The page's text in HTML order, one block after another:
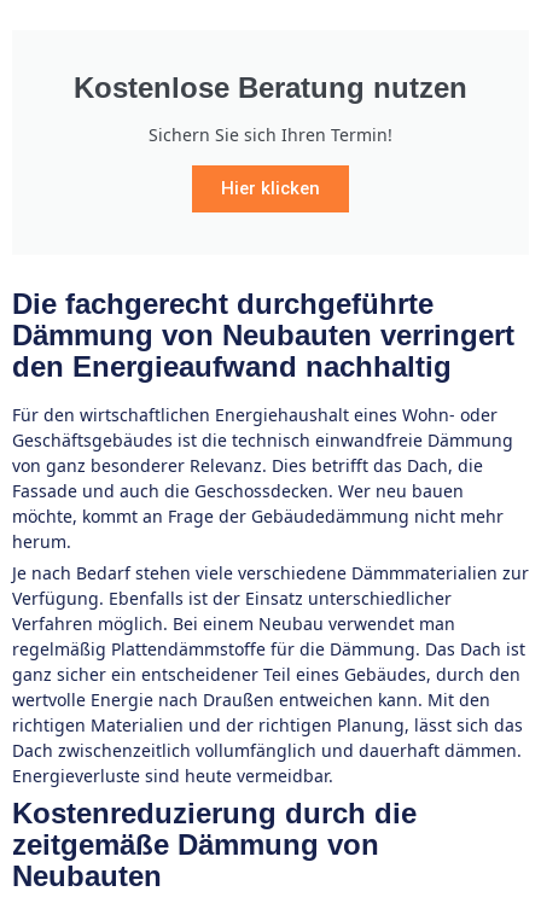
Kostenlose Beratung nutzen
Sichern Sie sich Ihren Termin!
Hier klicken
Die fachgerecht durchgeführte
Dämmung von Neubauten verringert
den Energieaufwand nachhaltig
Für den wirtschaftlichen Energiehaushalt eines Wohn- oder
Geschäftsgebäudes ist die technisch einwandfreie Dämmung
von ganz besonderer Relevanz. Dies betrifft das Dach, die
Fassade und auch die Geschossdecken. Wer neu bauen
möchte, kommt an Frage der Gebäudedämmung nicht mehr
herum.
Je nach Bedarf stehen viele verschiedene Dämmmaterialien zur
Verfügung. Ebenfalls ist der Einsatz unterschiedlicher
Verfahren möglich. Bei einem Neubau verwendet man
regelmäßig Plattendämmstoffe für die Dämmung. Das Dach ist
ganz sicher ein entscheidener Teil eines Gebäudes, durch den
wertvolle Energie nach Draußen entweichen kann. Mit den
richtigen Materialien und der richtigen Planung, lässt sich das
Dach zwischenzeitlich vollumfänglich und dauerhaft dämmen.
Energieverluste sind heute vermeidbar.
Kostenreduzierung durch die
zeitgemäße Dämmung von
Neubauten